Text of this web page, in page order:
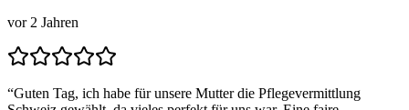
vor 2 Jahren
“Guten Tag, ich habe für unsere Mutter die Pflegevermittlung